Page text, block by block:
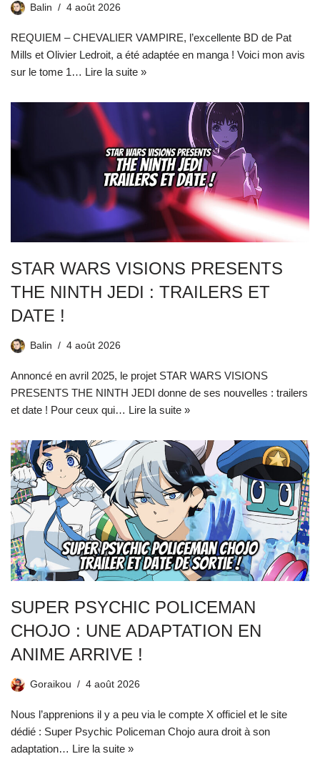
Balin 4 août 2026
REQUIEM – CHEVALIER VAMPIRE, l’excellente BD de Pat
Mills et Olivier Ledroit, a été adaptée en manga ! Voici mon avis
sur le tome 1… Lire la suite »
STAR WARS VISIONS PRESENTS
THE NINTH JEDI : TRAILERS ET
DATE !
Balin 4 août 2026
Annoncé en avril 2025, le projet STAR WARS VISIONS
PRESENTS THE NINTH JEDI donne de ses nouvelles : trailers
et date ! Pour ceux qui… Lire la suite »
SUPER PSYCHIC POLICEMAN
CHOJO : UNE ADAPTATION EN
ANIME ARRIVE !
Goraikou 4 août 2026
Nous l’apprenions il y a peu via le compte X officiel et le site
dédié : Super Psychic Policeman Chojo aura droit à son
adaptation… Lire la suite »